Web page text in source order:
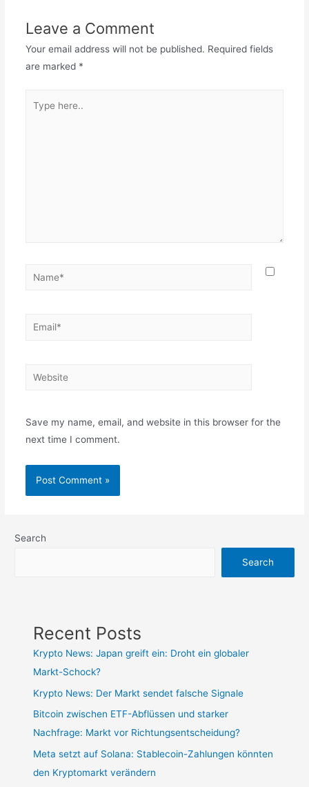
Leave a Comment
Your email address will not be published. Required fields
are marked *
here..
Name*
Email*
Website
Save my name, email, and website in this browser for the
next time I comment.
Search
Search
Recent Posts
Krypto News: Japan greift ein: Droht ein globaler
Markt-Schock?
Krypto News: Der Markt sendet falsche Signale
Bitcoin zwischen ETF-Abflüssen und starker
Nachfrage: Markt vor Richtungsentscheidung?
Meta setzt auf Solana: Stablecoin-Zahlungen könnten
den Kryptomarkt verändern